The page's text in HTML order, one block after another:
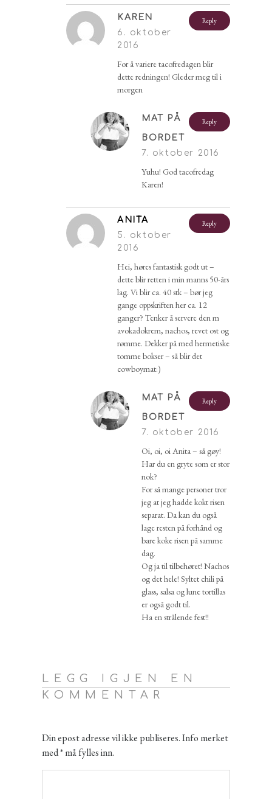
Reply
KAREN
6. oktober
2016
For å variere tacofredagen blir
dette redningen! Gleder meg til i
morgen
Reply
MAT PÅ
BORDET
7. oktober 2016
Yuhu! God tacofredag
Karen!
Reply
ANITA
5. oktober
2016
Hei, høres fantastisk godt ut –
dette blir retten i min manns 50-års
lag. Vi blir ca. 40 stk – bør jeg
gange oppskriften her ca. 12
ganger? Tenker å servere den m
avokadokrem, nachos, revet ost og
rømme. Dekker på med hermetiske
tomme bokser – så blir det
cowboymat:)
Reply
MAT PÅ
BORDET
7. oktober 2016
Oi, oi, oi Anita – så gøy!
Har du en gryte som er stor
nok?
For så mange personer tror
jeg at jeg hadde kokt risen
separat. Da kan du også
lage resten på forhånd og
bare koke risen på samme
dag.
Og ja til tilbehøret! Nachos
og det hele! Syltet chili på
glass, salsa og lune tortillas
er også godt til.
Ha en strålende fest!!
LEGG IGJEN EN
KOMMENTAR
Din epost adresse vil ikke publiseres. Info merket
med * må fylles inn.